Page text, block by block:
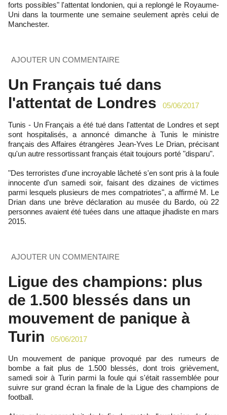
forts possibles" l'attentat londonien, qui a replongé le Royaume-
Uni dans la tourmente une semaine seulement après celui de
Manchester.
AJOUTER UN COMMENTAIRE
Un Français tué dans
l'attentat de Londres
05/06/2017
Tunis - Un Français a été tué dans l'attentat de Londres et sept
sont hospitalisés, a annoncé dimanche à Tunis le ministre
français des Affaires étrangères Jean-Yves Le Drian, précisant
qu'un autre ressortissant français était toujours porté "disparu".
"Des terroristes d'une incroyable lâcheté s'en sont pris à la foule
innocente d'un samedi soir, faisant des dizaines de victimes
parmi lesquels plusieurs de mes compatriotes", a affirmé M. Le
Drian dans une brève déclaration au musée du Bardo, où 22
personnes avaient été tuées dans une attaque jihadiste en mars
2015.
AJOUTER UN COMMENTAIRE
Ligue des champions: plus
de 1.500 blessés dans un
mouvement de panique à
Turin
05/06/2017
Un mouvement de panique provoqué par des rumeurs de
bombe a fait plus de 1.500 blessés, dont trois grièvement,
samedi soir à Turin parmi la foule qui s'était rassemblée pour
suivre sur grand écran la finale de la Ligue des champions de
football.